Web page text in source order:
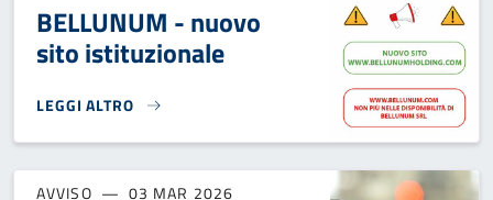
BELLUNUM - nuovo
sito istituzionale
LEGGI ALTRO
BELLUNUM - NUOVO SITO ISTITUZIONALE}
AVVISO 03 MAR 2026